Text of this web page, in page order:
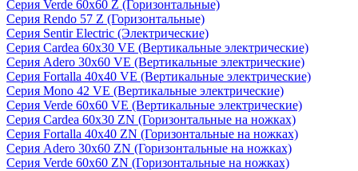
Серия Verde 60х60 Z (Горизонтальные)
Серия Rendo 57 Z (Горизонтальные)
Серия Sentir Electric (Электрические)
Серия Cardea 60х30 VE (Вертикальные электрические)
Серия Adero 30х60 VE (Вертикальные электрические)
Серия Fortalla 40х40 VE (Вертикальные электрические)
Серия Mono 42 VE (Вертикальные электрические)
Серия Verde 60х60 VE (Вертикальные электрические)
Серия Cardea 60х30 ZN (Горизонтальные на ножках)
Серия Fortalla 40х40 ZN (Горизонтальные на ножках)
Серия Adero 30х60 ZN (Горизонтальные на ножках)
Серия Verde 60х60 ZN (Горизонтальные на ножках)